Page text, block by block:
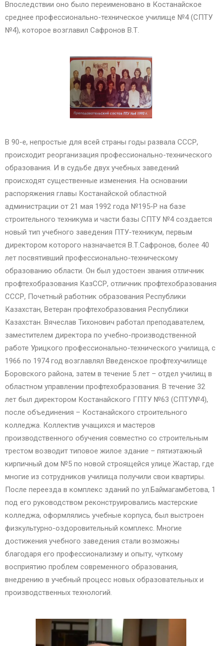
Впоследствии оно было переименовано в Костанайское
среднее профессионально-техническое училище №4 (СПТУ
№4), которое возглавил Сафронов В.Т.
В 90-е, непростые для всей страны годы развала СССР,
происходит реорганизация профессионально-технического
образования. И в судьбе двух учебных заведений
происходят существенные изменения. На основании
распоряжения главы Костанайской областной
администрации от 21 мая 1992 года №195-Р на базе
строительного техникума и части базы СПТУ №4 создается
новый тип учебного заведения ПТУ-техникум, первым
директором которого назначается В.Т.Сафронов, более 40
лет посвятивший профессионально-техническому
образованию области. Он был удостоен звания отличник
профтехобразования КазССР, отличник профтехобразования
СССР, Почетный работник образования Республики
Казахстан, Ветеран профтехобразования Республики
Казахстан. Вячеслав Тихонович работал преподавателем,
заместителем директора по учебно-производственной
работе Урицкого профессионально-технического училища, с
1966 по 1974 год возглавлял Введенское профтехучилище
Боровского района, затем в течение 5 лет – отдел училищ в
областном управлении профтехобразования. В течение 32
лет был директором Костанайского ГПТУ №63 (СПТУ№4),
после объединения – Костанайского строительного
колледжа. Коллектив учащихся и мастеров
производственного обучения совместно со строительным
трестом возводит типовое жилое здание – пятиэтажный
кирпичный дом №5 по новой строящейся улице Жастар, где
многие из сотрудников училища получили свои квартиры.
После переезда в комплекс зданий по ул.Баймагамбетова, 1
под его руководством реконструировались мастерские
колледжа, оформлялись учебные корпуса, был выстроен
физкультурно-оздоровительный комплекс. Многие
достижения учебного заведения стали возможны
благодаря его профессионализму и опыту, чуткому
восприятию проблем современного образования,
внедрению в учебный процесс новых образовательных и
производственных технологий.